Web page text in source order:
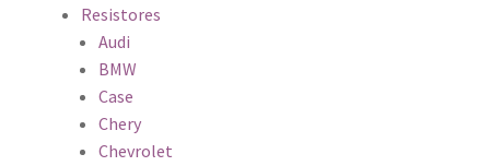
Resistores
Audi
BMW
Case
Chery
Chevrolet